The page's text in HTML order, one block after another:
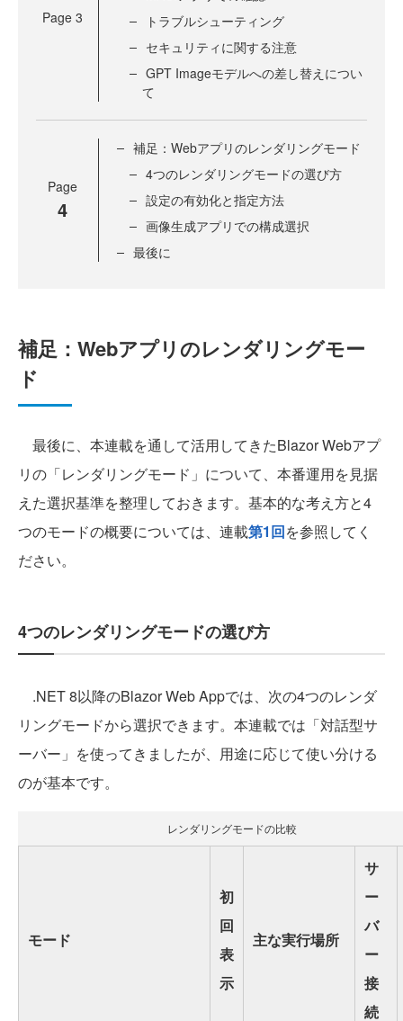
Page 3
トラブルシューティング
セキュリティに関する注意
GPT Imageモデルへの差し替えについ
て
Page
4
補足：Webアプリのレンダリングモード
4つのレンダリングモードの選び方
設定の有効化と指定方法
画像生成アプリでの構成選択
最後に
補足：Webアプリのレンダリングモー
ド
最後に、本連載を通して活用してきたBlazor Webアプ
リの「レンダリングモード」について、本番運用を見据
えた選択基準を整理しておきます。基本的な考え方と4
つのモードの概要については、連載第1回を参照してく
ださい。
4つのレンダリングモードの選び方
.NET 8以降のBlazor Web Appでは、次の4つのレンダ
リングモードから選択できます。本連載では「対話型サ
ーバー」を使ってきましたが、用途に応じて使い分ける
のが基本です。
レンダリングモードの比較
モード
初
回
表
示
主な実行場所
サ
ー
バ
ー
接
続